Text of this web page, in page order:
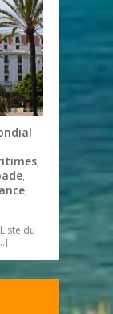
,
,
,
du